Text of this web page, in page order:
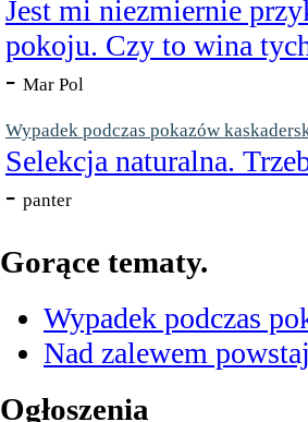
Jest mi niezmiernie
pokoju. Czy to wina
- Mar Pol
Wypadek podczas pokazów
Selekcja naturalna.
- panter
Gorące tematy.
Wypadek podczas
Nad zalewem
Ogłoszenia